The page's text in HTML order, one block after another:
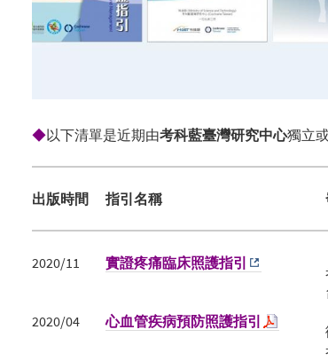
◆以下清單是近期由考科藍臺灣研究中心獨立
出版時間 指引名稱
2020/11 實證疼痛臨床照護指引
2020/04
心血管疾病預防照護指引